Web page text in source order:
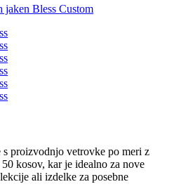
s proizvodnjo vetrovke po meri z
kosov, kar je idealno za nove
ali izdelke za posebne